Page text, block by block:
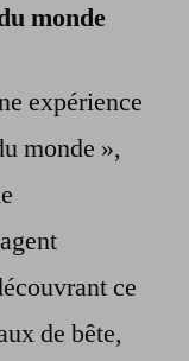
monde
expérience
monde »,
ce
de bête,